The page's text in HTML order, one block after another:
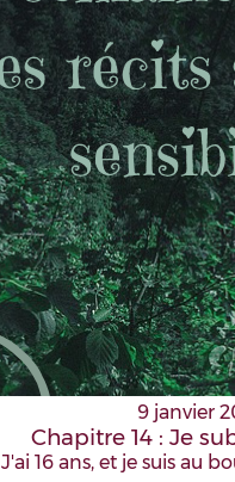
9 janvier
Chapitre 14 : Je
J'ai 16 ans, et je suis au